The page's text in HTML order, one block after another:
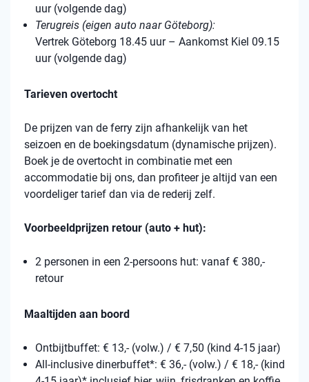
uur (volgende dag)
Terugreis (eigen auto naar Göteborg):
Vertrek Göteborg 18.45 uur – Aankomst Kiel 09.15
uur (volgende dag)
Tarieven overtocht
De prijzen van de ferry zijn afhankelijk van het
seizoen en de boekingsdatum (dynamische prijzen).
Boek je de overtocht in combinatie met een
accommodatie bij ons, dan profiteer je altijd van een
voordeliger tarief dan via de rederij zelf.
Voorbeeldprijzen retour (auto + hut):
2 personen in een 2-persoons hut: vanaf € 380,-
retour
Maaltijden aan boord
Ontbijtbuffet: € 13,- (volw.) / € 7,50 (kind 4-15 jaar)
All-inclusive dinerbuffet*: € 36,- (volw.) / € 18,- (kind